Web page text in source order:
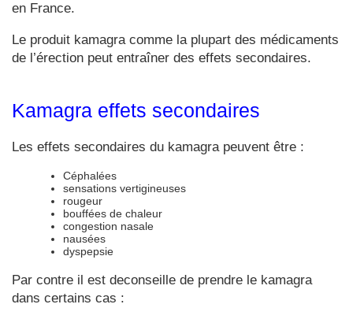
en France.
Le produit kamagra comme la plupart des médicaments
de l’érection peut entraîner des effets secondaires.
Kamagra effets secondaires
Les effets secondaires du kamagra peuvent être :
Céphalées
sensations vertigineuses
rougeur
bouffées de chaleur
congestion nasale
nausées
dyspepsie
Par contre il est deconseille de prendre le kamagra
dans certains cas :